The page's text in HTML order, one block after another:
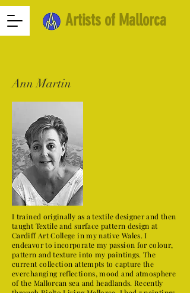
Artists of Mallorca
Ann Martin
I trained originally as a textile designer and then
taught Textile and surface pattern design at
Cardiff Art College in my native Wales. I
endeavor to incorporate my passion for colour,
pattern and texture into my paintings. The
current collection attempts to capture the
everchanging reflections, mood and atmosphere
of the Mallorcan sea and headlands. Recently